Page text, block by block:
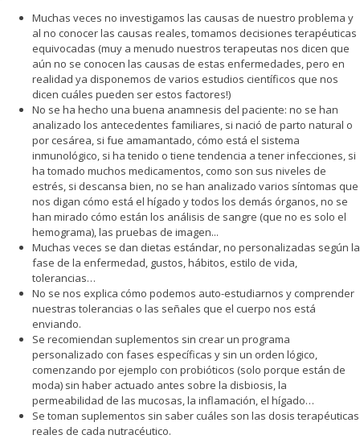
Muchas veces no investigamos las causas de nuestro problema y
al no conocer las causas reales, tomamos decisiones terapéuticas
equivocadas (muy a menudo nuestros terapeutas nos dicen que
aún no se conocen las causas de estas enfermedades, pero en
realidad ya disponemos de varios estudios científicos que nos
dicen cuáles pueden ser estos factores!)
No se ha hecho una buena anamnesis del paciente: no se han
analizado los antecedentes familiares, si nació de parto natural o
por cesárea, si fue amamantado, cómo está el sistema
inmunológico, si ha tenido o tiene tendencia a tener infecciones, si
ha tomado muchos medicamentos, como son sus niveles de
estrés, si descansa bien, no se han analizado varios síntomas que
nos digan cómo está el hígado y todos los demás órganos, no se
han mirado cómo están los análisis de sangre (que no es solo el
hemograma), las pruebas de imagen...
Muchas veces se dan dietas estándar, no personalizadas según la
fase de la enfermedad, gustos, hábitos, estilo de vida,
tolerancias…
No se nos explica cómo podemos auto-estudiarnos y comprender
nuestras tolerancias o las señales que el cuerpo nos está
enviando.
Se recomiendan suplementos sin crear un programa
personalizado con fases específicas y sin un orden lógico,
comenzando por ejemplo con probióticos (solo porque están de
moda) sin haber actuado antes sobre la disbiosis, la
permeabilidad de las mucosas, la inflamación, el hígado…
Se toman suplementos sin saber cuáles son las dosis terapéuticas
reales de cada nutracéutico.